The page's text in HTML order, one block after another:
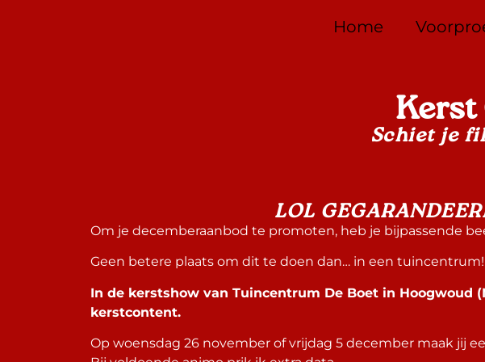
Home
Kerst
Schiet je
LOL
Om je decemberaanbod te promoten, heb je bijpassende
Geen betere plaats om dit te doen dan… in een tuincentrum!
In de kerstshow van Tuincentrum De Boet in Hoogwoud
kerstcontent.
Op woensdag 26 november of vrijdag 5 december maak jij